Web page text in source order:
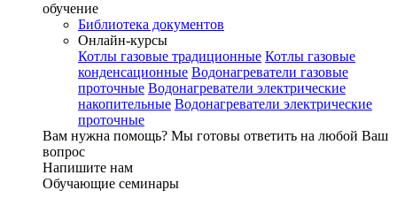
обучение
Библиотека документов
Онлайн-курсы
Котлы газовые традиционные Котлы газовые
конденсационные Водонагреватели газовые
проточные Водонагреватели электрические
накопительные Водонагреватели электрические
проточные
Вам нужна помощь? Мы готовы ответить на любой Ваш
вопрос
Напишите нам
Обучающие семинары